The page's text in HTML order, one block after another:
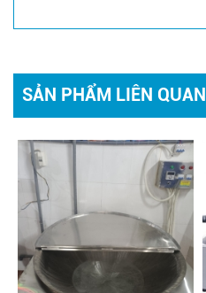
SẢN PHẨM LIÊN QUAN